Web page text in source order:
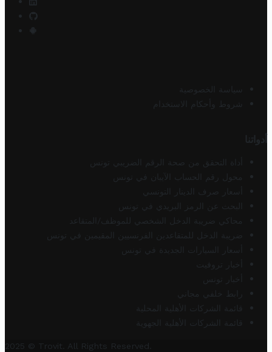
سياسة الخصوصية
شروط وأحكام الاستخدام
أدواتنا
أداة التحقق من صحة الرقم الضريبي تونس
محول رقم الحساب الآيبان في تونس
أسعار صرف الدينار التونسي
البحث عن الرمز البريدي في تونس
محاكي ضريبة الدخل الشخصي للموظف/المتقاعد
ضريبة الدخل للمتقاعدين الفرنسيين المقيمين في تونس
أسعار السيارات الجديدة في تونس
أخبار تروفيت
أخبار تونس
رابط خلفي مجاني
قائمة الشركات الأهلية المحلية
قائمة الشركات الأهلية الجهوية
2025 © Trovit. All Rights Reserved.